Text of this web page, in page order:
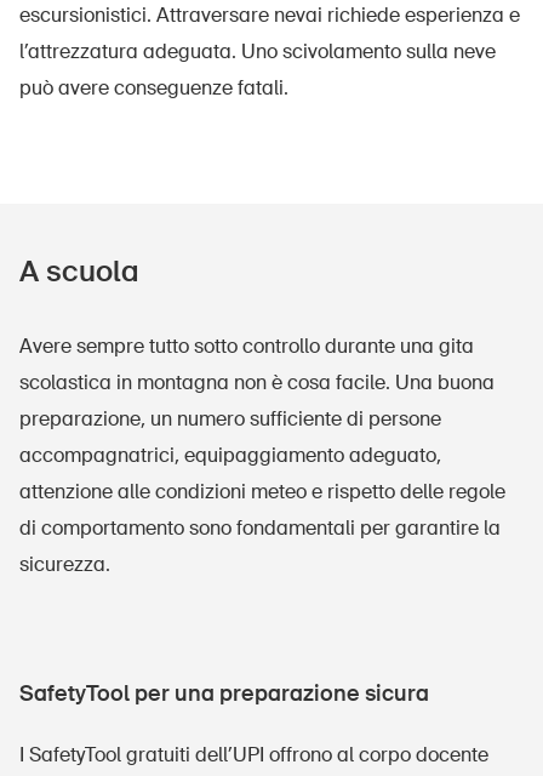
escursionistici. Attraversare nevai richiede esperienza e
l’attrezzatura adeguata. Uno scivolamento sulla neve
può avere conseguenze fatali.
A scuola
Avere sempre tutto sotto controllo durante una gita
scolastica in montagna non è cosa facile. Una buona
preparazione, un numero sufficiente di persone
accompagnatrici, equipaggiamento adeguato,
attenzione alle condizioni meteo e rispetto delle regole
di comportamento sono fondamentali per garantire la
sicurezza.
SafetyTool per una preparazione sicura
I SafetyTool gratuiti dell’UPI offrono al corpo docente